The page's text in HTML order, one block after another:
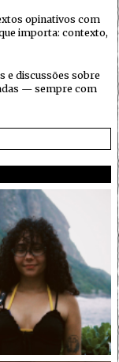
opinativos com
importa: contexto,
e discussões sobre
— sempre com